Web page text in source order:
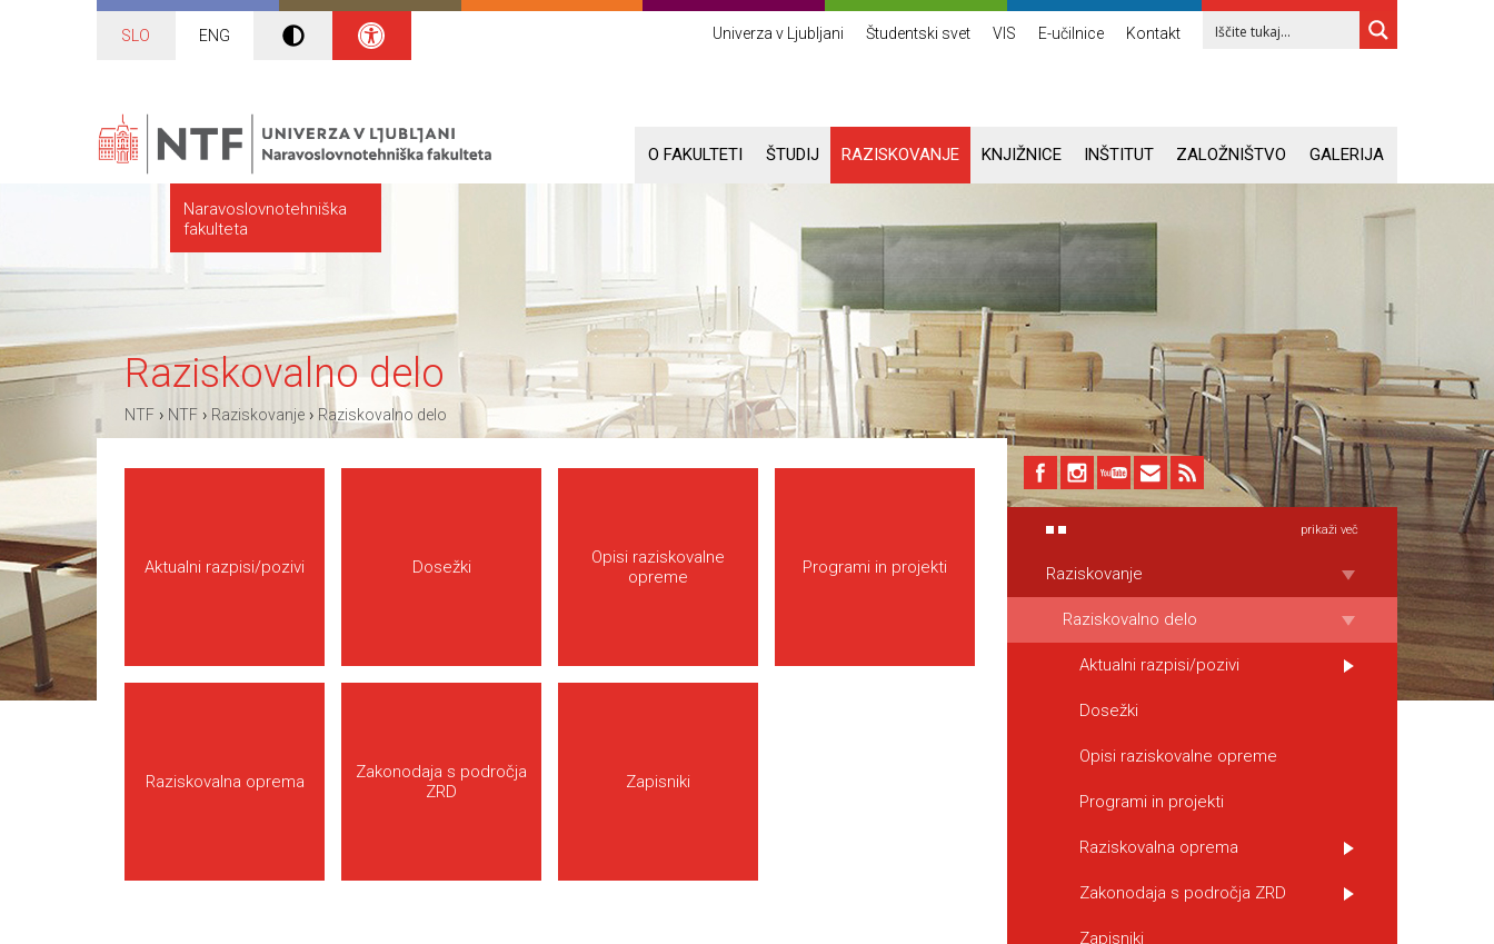
SLO ENG Univerza v Ljubljani Študentski svet VIS E-učilnice Kontakt
Naravoslovnotehniška
fakulteta
O FAKULTETI ŠTUDIJ RAZISKOVANJE KNJIŽNICE INŠTITUT ZALOŽNIŠTVO GALERIJA
Raziskovalno delo
NTF › NTF › Raziskovanje › Raziskovalno delo
Aktualni razpisi/pozivi Dosežki
Opisi raziskovalne
opreme
Programi in projekti
Raziskovalna oprema
Zakonodaja s področja
ZRD
Zapisniki
prikaži več
Raziskovanje
Raziskovalno delo
Aktualni razpisi/pozivi
Dosežki
Opisi raziskovalne opreme
Programi in projekti
Raziskovalna oprema
Zakonodaja s področja ZRD
Zapisniki